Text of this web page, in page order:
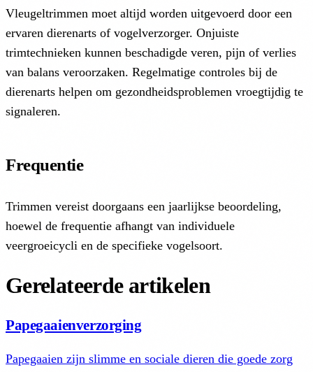
Vleugeltrimmen moet altijd worden uitgevoerd door een
ervaren dierenarts of vogelverzorger. Onjuiste
trimtechnieken kunnen beschadigde veren, pijn of verlies
van balans veroorzaken. Regelmatige controles bij de
dierenarts helpen om gezondheidsproblemen vroegtijdig te
signaleren.
Frequentie
Trimmen vereist doorgaans een jaarlijkse beoordeling,
hoewel de frequentie afhangt van individuele
veergroeicycli en de specifieke vogelsoort.
Gerelateerde artikelen
Papegaaienverzorging
Papegaaien zijn slimme en sociale dieren die goede zorg